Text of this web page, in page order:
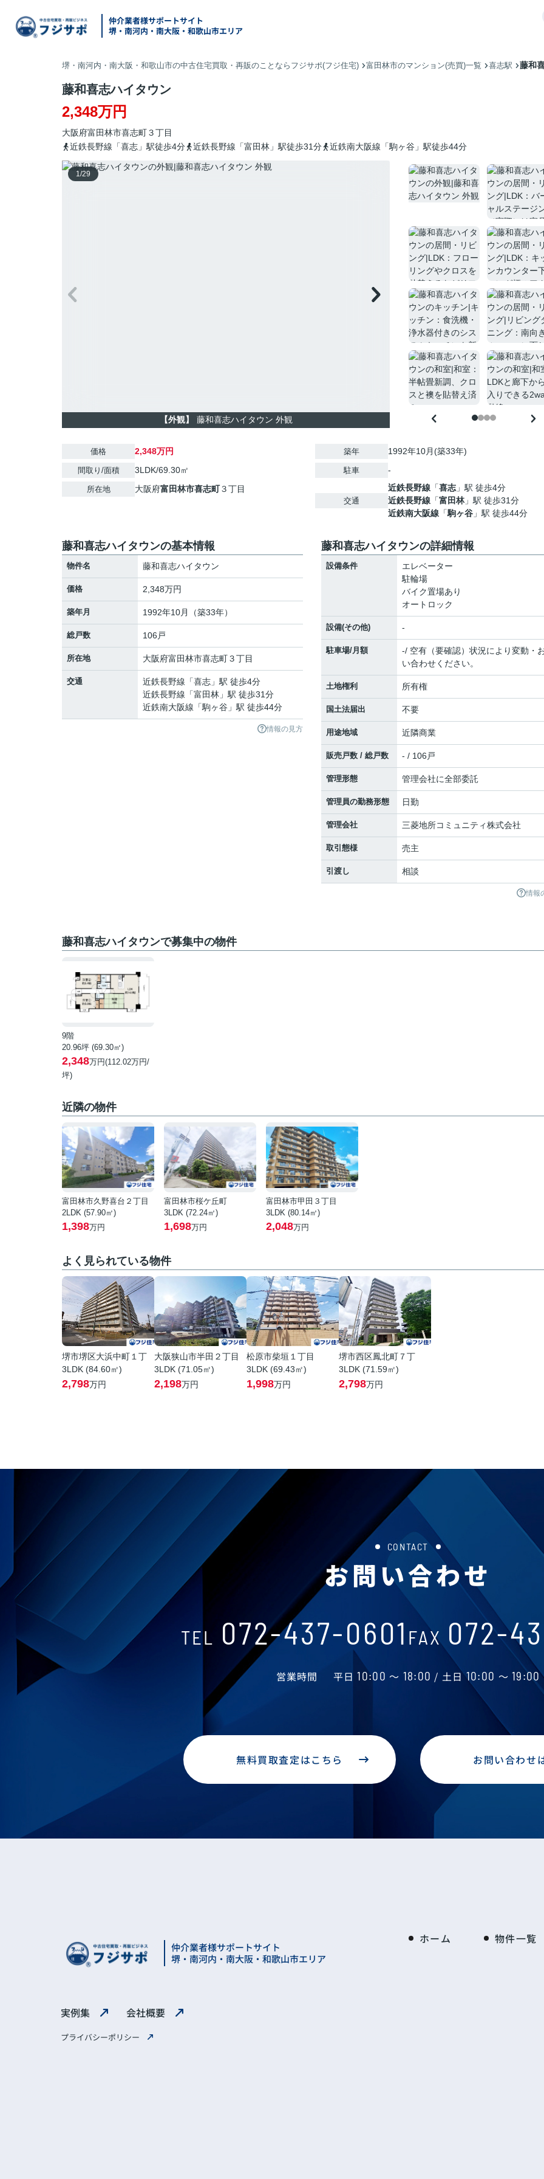
仲介業者様サポートサイト
堺・南河内・南大阪・和歌山市エリア
堺・南河内・南大阪・和歌山市の中古住宅買取・再販のことならフジサポ(フジ住宅) 富田林市のマンション(売買)一覧 喜志駅 藤和
藤和喜志ハイタウン
2,348万円
大阪府富田林市喜志町３丁目
近鉄長野線「喜志」駅徒歩4分
近鉄長野線「富田林」駅徒歩31分 近鉄南大阪線「駒ヶ谷」駅徒歩44分
1/29
【外観】 藤和喜志ハイタウン 外観
価格 2,348万円
間取り/面積 3LDK/69.30㎡
所在地 大阪府富田林市喜志町３丁目
築年 1992年10月(築33年)
駐車 -
交通
近鉄長野線 「喜志 」駅 徒歩4分
近鉄長野線 「富田林」駅 徒歩31分
近鉄南大阪線 「駒ヶ谷 」駅 徒歩44分
藤和喜志ハイタウンの基本情報
物件名 藤和喜志ハイタウン
価格 2,348万円
築年月 1992年10月（築33年）
総戸数 106戸
所在地 大阪府富田林市喜志町３丁目
交通 近鉄長野線 「喜志 」駅 徒歩4分
近鉄長野線 「富田林 」駅 徒歩31分
近鉄南大阪線 「駒ヶ谷 」駅 徒歩44分
情報の見方
藤和喜志ハイタウンの詳細情報
設備条件
エレベーター
駐輪場
バイク置場あり
オートロック
設備(その他) -
駐車場/月額
-/ 空有（要確認）状況により変動・
い合わせください。
土地権利 所有権
国土法届出 不要
用途地域 近隣商業
販売戸数 / 総戸数 - / 106戸
管理形態 管理会社に全部委託
管理員の勤務形態 日勤
管理会社 三菱地所コミュニティ株式会社
取引態様 売主
引渡し 相談
情報
藤和喜志ハイタウンで募集中の物件
9階
20.96坪 (69.30㎡)
2,348万円(112.02万円/
坪)
近隣の物件
富田林市久野喜台２丁目
2LDK (57.90㎡)
1,398万円
富田林市桜ケ丘町
3LDK (72.24㎡)
1,698万円
富田林市甲田３丁目
3LDK (80.14㎡)
2,048万円
よく見られている物件
堺市堺区大浜中町１丁
3LDK (84.60㎡)
2,798万円
大阪狭山市半田２丁目
3LDK (71.05㎡)
2,198万円
松原市柴垣１丁目
3LDK (69.43㎡)
1,998万円
堺市西区鳳北町７丁
3LDK (71.59㎡)
2,798万円
CONTACT
お問い合わせ
TEL 072-437-0601 FAX 072-
営業時間 平日10:00 ～ 18:00 / 土日10:00 ～19:00
無料買取査定はこちら お問い合わせ
仲介業者様サポートサイト
堺・南河内・南大阪・和歌山市エリア
実例集 会社概要
プライバシーポリシー
ホーム 物件一覧